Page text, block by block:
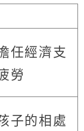
任經濟支
勞
子的相處